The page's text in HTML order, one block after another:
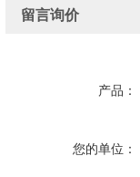
留言询价
产品：
您的单位：